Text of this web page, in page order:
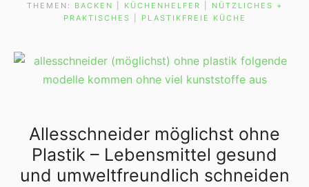
THEMEN: BACKEN KÜCHENHELFER
NÜTZLICHES +
PRAKTISCHES
PLASTIKFREIE KÜCHE
Allesschneider möglichst ohne
Plastik – Lebensmittel gesund
und umweltfreundlich schneiden